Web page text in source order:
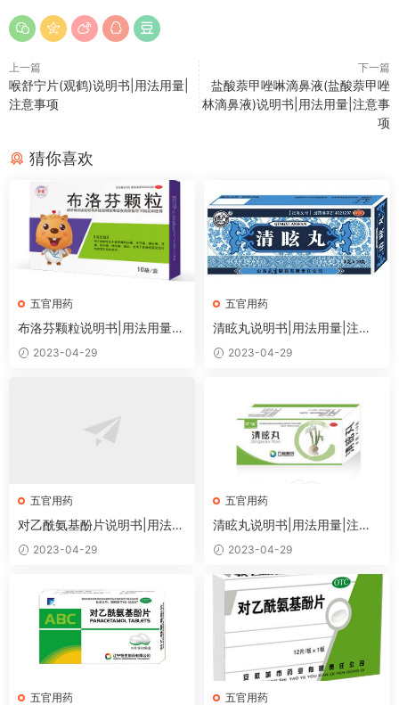
上一篇
喉舒宁片(观鹤)说明书|用法用量|
注意事项
下一篇
盐酸萘甲唑啉滴鼻液(盐酸萘甲唑
林滴鼻液)说明书|用法用量|注意事
项
猜你喜欢
五官用药
布洛芬颗粒说明书|用法用量|
注意事项
2023-04-29
五官用药
清眩丸说明书|用法用量|注意
事项2023-04-29
五官用药
对乙酰氨基酚片说明书|用法用
量|注意事项
2023-04-29
五官用药
清眩丸说明书|用法用量|注意
事项2023-04-29
五官用药 五官用药